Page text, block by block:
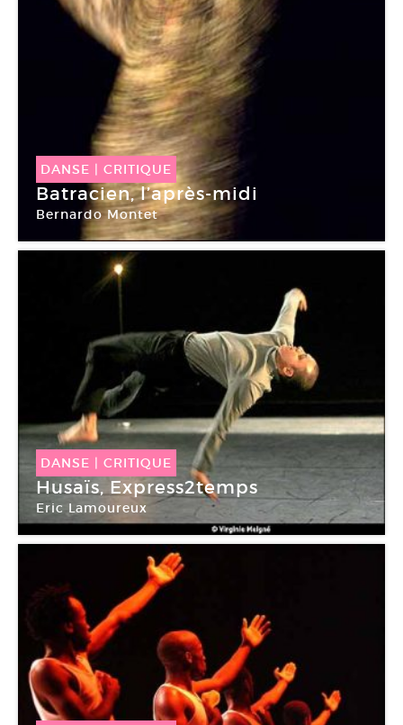
DANSE | CRITIQUE
Batracien, l’après-midi
Bernardo Montet
Chaillot
DANSE CRITIQUE
Husaïs, Express2temps
Eric Lamoureux
Rencontres chorégraphiques de Seine-Saint-
Denis